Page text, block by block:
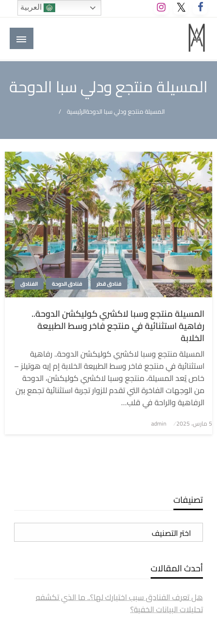
التخطي
إلى
المحتوى
M A hotels | إم ايه هوتيلز
الموقع الأول للعاملين في الفنادق في العالم العربي
المسيلة منتجع ودلي سبا الدوحة
الرئيسيةالمسيلة منتجع ودلي سبا الدوحة
الفنادق فنادق الدوحة فنادق قطر
المسيلة منتجع وسبا لاكشري كوليكشن الدوحة..
رفاهية استثنائية في منتجع فاخر وسط الطبيعة
الخلابة
المسيلة منتجع وسبا لاكشري كوليكشن الدوحة.. رفاهية
استثنائية في منتجع فاخر وسط الطبيعة الخلابة إم إيه هوتيلز –
خاص يُعد المسيلة، منتجع وسبا لاكشري كوليكشن، الدوحة
من الوجهات الفاخرة التي تقدم للزوار تجربة استثنائية تجمع بين
الرفاهية والراحة في قلب…
نُشر
5 مارس، 2025 admin
تصنيفات
تصنيفات
أحدث المقالات
هل تعرف الفنادق سبب اختيارك لها؟.. ما الذي تكشفه
تحليلات البيانات الخفية؟
العربية